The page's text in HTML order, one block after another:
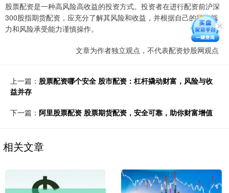
股票配资是一种高风险高收益的投资方式。投资者在进行配资前沪深
300股指期货配资，应充分了解其风险和收益，并根据自己的投资能
力和风险承受能力谨慎操作。
文章为作者独立观点，不代表配资炒股网观点
上一篇： 股票配资哪个安全 股市配资：杠杆撬动财富，风险与收
益并存
下一篇： 阿里股票配资 股票期货配资，安全可靠，助你财富增值
相关文章